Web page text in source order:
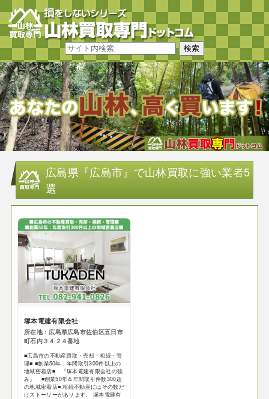
広島県『広島市』で山林買取に強い業者5
選
塚本電建有限会社
所在地：広島県広島市佐伯区五日市
町石内３４２４番地
■広島市の不動産買取・売却・相続・管
理■ ■創業50年：年間取引300件以上の
地域密着店■ 『塚本電建有限会社の強
み』 ■創業50年＆年間取引件数300超
の地域密着店■ 相続不動産にはその数だ
けストーリーがあります。 塚本電建有